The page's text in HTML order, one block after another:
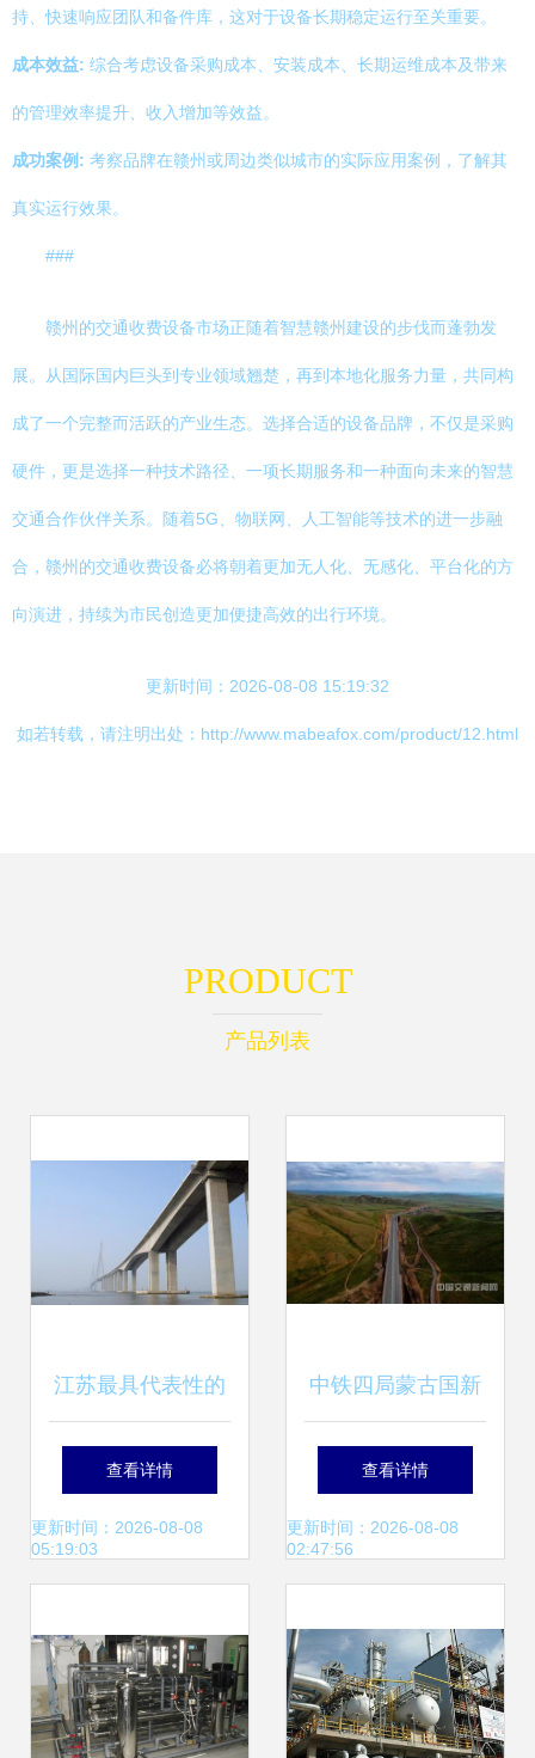
持、快速响应团队和备件库，这对于设备长期稳定运行至关重要。
成本效益: 综合考虑设备采购成本、安装成本、长期运维成本及带来
的管理效率提升、收入增加等效益。
成功案例: 考察品牌在赣州或周边类似城市的实际应用案例，了解其
真实运行效果。
###
赣州的交通收费设备市场正随着智慧赣州建设的步伐而蓬勃发
展。从国际国内巨头到专业领域翘楚，再到本地化服务力量，共同构
成了一个完整而活跃的产业生态。选择合适的设备品牌，不仅是采购
硬件，更是选择一种技术路径、一项长期服务和一种面向未来的智慧
交通合作伙伴关系。随着5G、物联网、人工智能等技术的进一步融
合，赣州的交通收费设备必将朝着更加无人化、无感化、平台化的方
向演进，持续为市民创造更加便捷高效的出行环境。
更新时间：2026-08-08 15:19:32
如若转载，请注明出处：http://www.mabeafox.com/product/12.html
PRODUCT
产品列表
江苏最具代表性的
长江大桥 昔日壮举
成为拥堵收费之谜
查看详情
更新时间：2026-08-08
05:19:03
中铁四局蒙古国新
机场高速公路 连接
未来的草原丝路
查看详情
更新时间：2026-08-08
02:47:56